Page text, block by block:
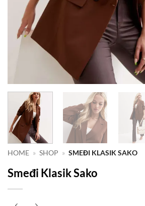
HOME » SHOP » SMEĐI KLASIK SAKO
Smeđi Klasik Sako